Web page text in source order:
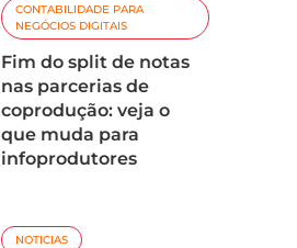
CONTABILIDADE PARA
NEGÓCIOS DIGITAIS
Fim do split de notas
nas parcerias de
coprodução: veja o
que muda para
infoprodutores
NOTICIAS